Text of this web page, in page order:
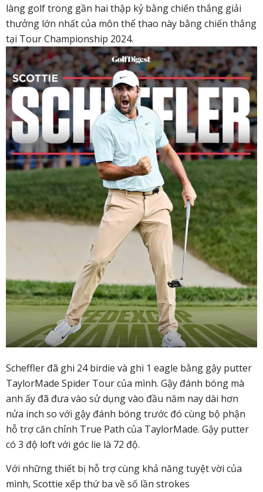
làng golf trong gần hai thập kỷ bằng chiến thắng giải
thưởng lớn nhất của môn thể thao này bằngchiến thắng
tại Tour Championship 2024.
Scheffler đã ghi 24 birdie và ghi 1 eagle bằng gậy putter
TaylorMade Spider Tour của mình. Gậy đánh bóng mà
anh ấy đã đưa vào sử dụng vào đầu năm nay dài hơn
nửa inch so với gậy đánh bóng trước đó cùng bộ phận
hỗ trợ căn chỉnh True Path của TaylorMade. Gậy putter
có 3 độ loft với góc lie là 72 độ.
Với những thiết bị hỗ trợ cùng khả năng tuyệt vời của
mình, Scottie xếp thứ ba về số lần strokes